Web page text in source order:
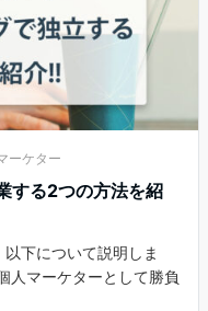
ーケター
する2つの方法を紹
下について説明しま
人マーケターとして勝負